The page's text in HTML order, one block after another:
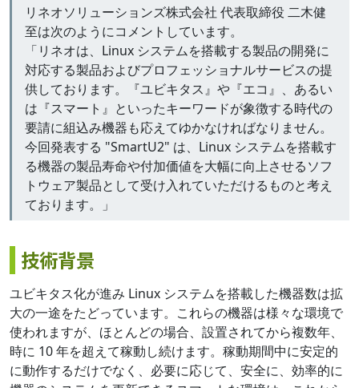
リネオソリューションズ株式会社 代表取締役 二木健
至は次のようにコメントしています。
「リネオは、Linux システムを搭載する製品の開発に
対応する製品およびプロフェッショナルサービスの提
供しております。『ユビキタス』や『エコ』、あるい
は『スマート』といったキーワードが象徴する時代の
要請に組込み機器も応えてゆかなければなりません。
今回発表する "SmartU2" は、Linux システムを搭載す
る機器の製品寿命や付加価値を大幅に向上させるソフ
トウェア製品として受け入れていただけるものと考え
ております。」
技術背景
ユビキタス化が進み Linux システムを搭載した機器数は拡
大の一途をたどっています。これらの機器は様々な環境で
使われますが、ほとんどの場合、設置されてから複数年、
時に 10 年を超えて稼動し続けます。稼動期間中に安定的
に動作するだけでなく、必要に応じて、安全に、効率的に